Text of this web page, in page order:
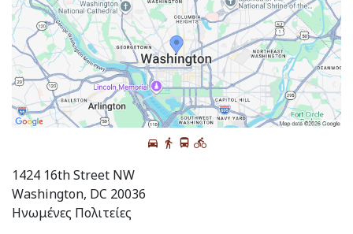
1424 16th Street NW
Washington, DC 20036
Ηνωμένες Πολιτείες